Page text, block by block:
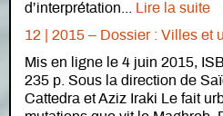
d’interprétation...
Lire la suite
12 | 2015 – Dossier : Villes et
Mis en ligne le 4 juin 2015,
235 p. Sous la direction de
Cattedra et Aziz Iraki Le fait